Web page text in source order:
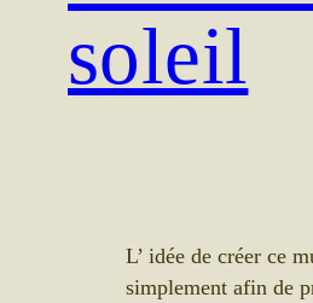
soleil
L’ idée de créer ce
simplement afin de